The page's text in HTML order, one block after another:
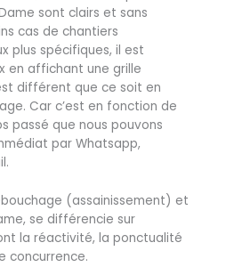
sont clairs et sans
cas de chantiers
plus spécifiques, il est
en affichant une grille
différent que ce soit en
Car c’est en fonction de
passé que nous pouvons
par Whatsapp,
(assainissement) et
se différencie sur
la réactivité, la ponctualité
concurrence.